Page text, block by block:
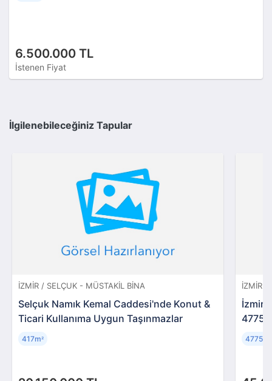
6.500.000 TL
İstenen Fiyat
İlgilenebileceğiniz Tapular
İZMIR / SELÇUK - MÜSTAKIL BINA
Selçuk Namık Kemal Caddesi'nde Konut &
Ticari Kullanıma Uygun Taşınmazlar
417m²
İZMIR /
İzmir
4775
4775m